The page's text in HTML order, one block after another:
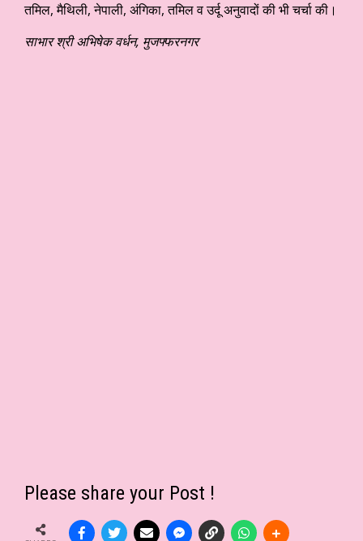
तमिल, मैथिली, नेपाली, अंगिका, तमिल व उर्दू अनुवादों की भी चर्चा की।
साभार श्री अभिषेक वर्धन, मुजफ्फरनगर
Please share your Post !